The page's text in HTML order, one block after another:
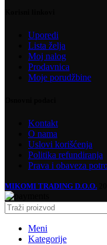
Uporedi
Lista želja
Moj nalog
Prodavnica
Moje porudžbine
Kontakt
O nama
Uslovi korišćenja
Politika refundiranja
Prava i obaveza
MIKOMI TRADING D.O.O.
Meni
Kategorije